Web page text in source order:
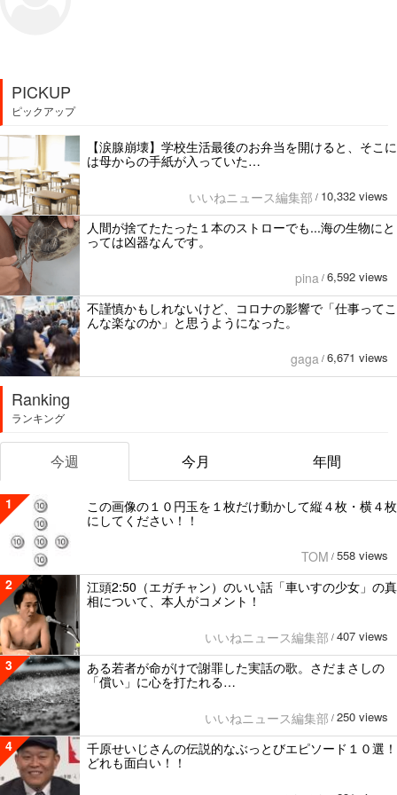
PICKUP
ピックアップ
【涙腺崩壊】学校生活最後のお弁当を開けると、そこに
は母からの手紙が入っていた…
いいねニュース編集部 / 10,332 views
人間が捨てたたった１本のストローでも...海の生物にと
っては凶器なんです。
pina / 6,592 views
不謹慎かもしれないけど、コロナの影響で「仕事ってこ
んな楽なのか」と思うようになった。
gaga / 6,671 views
Ranking
ランキング
今週 今月 年間
1
この画像の１０円玉を１枚だけ動かして縦４枚・横４枚
にしてください！！
TOM / 558 views
2
江頭2:50（エガチャン）のいい話「車いすの少女」の真
相について、本人がコメント！
いいねニュース編集部 / 407 views
3
ある若者が命がけで謝罪した実話の歌。さだまさしの
「償い」に心を打たれる…
いいねニュース編集部 / 250 views
4
千原せいじさんの伝説的なぶっとびエピソード１０選！
どれも面白い！！